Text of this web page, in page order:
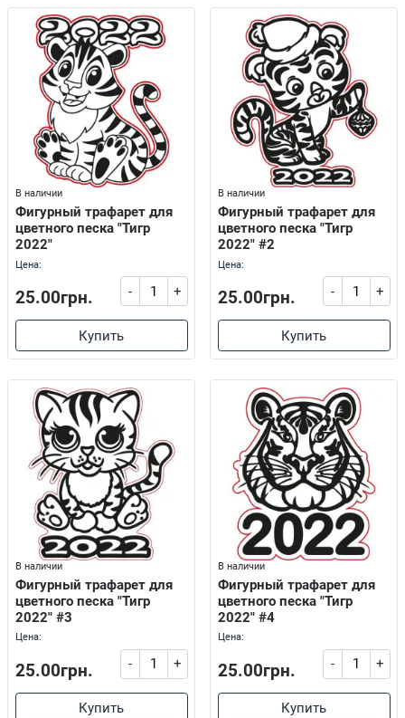
В наличии
Фигурный трафарет для
цветного песка "Тигр
2022"
Цена:
25.00грн. - +
Купить
В наличии
Фигурный трафарет для
цветного песка "Тигр
2022" #2
Цена:
25.00грн. - +
Купить
В наличии
Фигурный трафарет для
цветного песка "Тигр
2022" #3
Цена:
25.00грн. - +
Купить
В наличии
Фигурный трафарет для
цветного песка "Тигр
2022" #4
Цена:
25.00грн. - +
Купить